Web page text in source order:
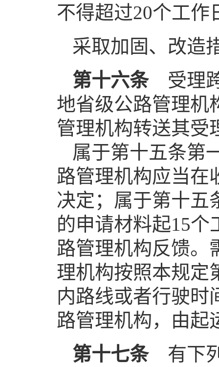
不得超过20个工作
采取加固、改造
第十六条 受理
地省级公路管理机
管理机构转送其受
属于第十五条第
路管理机构应当在
决定；属于第十五
的申请材料起15
路管理机构反馈。
理机构按照本规定
内路线或者行驶时
路管理机构，由起
第十七条 有下